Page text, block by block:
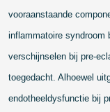
vooraanstaande
inflammatoire syndroom
verschijnselen bij pre-
toegedacht. Alhoewel
endotheeldysfunctie bij